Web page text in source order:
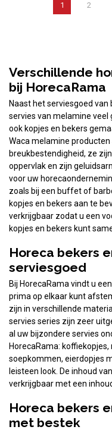
1 2
Verschillende
bij HorecaRama
Naast het serviesgoed
servies van melamine veel
ook kopjes en bekers
Waca melamine
breukbestendigheid, ze
oppervlak en zijn
voor uw
zoals bij een buffet of
kopjes en bekers aan te
verkrijgbaar zodat u een
kopjes en bekers kunt
Horeca bekers
serviesgoed
Bij HorecaRama vindt u
prima op elkaar kunt
zijn in verschillende
servies series zijn zeer
al uw bijzondere servies
HorecaRama:
soepkommen, eierdopjes
leisteen look. De inhoud
verkrijgbaar met een
Horeca bekers
met bestek